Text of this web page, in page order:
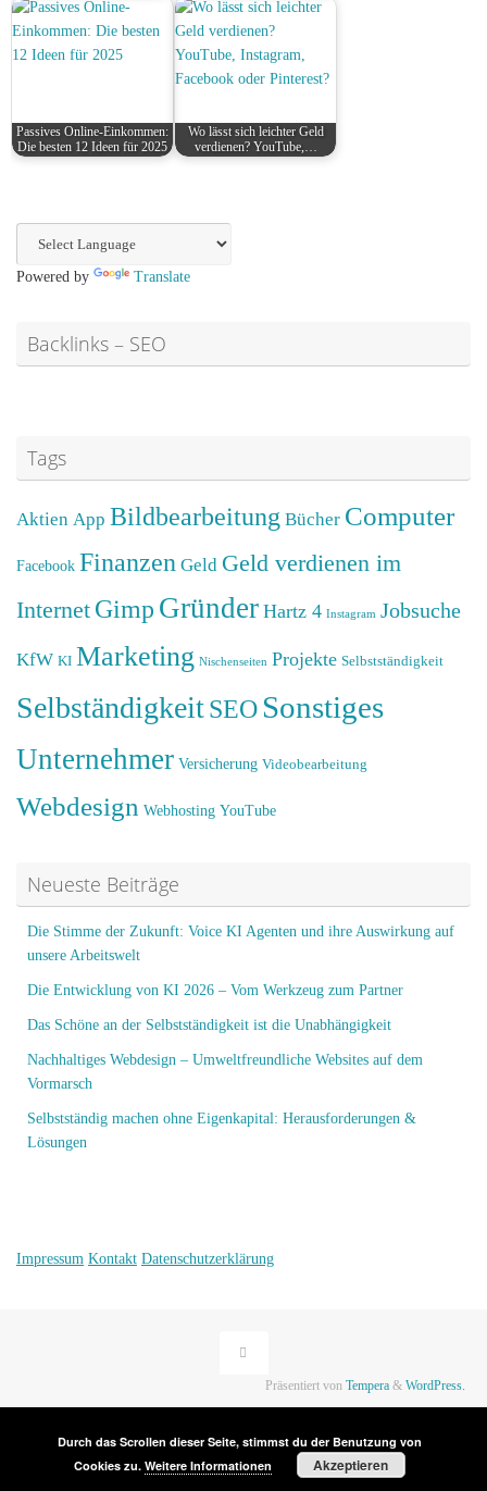
Passives Online-Einkommen:
Die besten 12 Ideen für 2025
Wo lässt sich leichter Geld
verdienen? YouTube,…
Powered by Translate
Backlinks – SEO
Tags
Aktien App Bildbearbeitung Bücher Computer
Facebook Finanzen Geld Geld verdienen im
Internet Gimp Gründer Hartz 4 Instagram Jobsuche
KfW KI Marketing Nischenseiten Projekte Selbstständigkeit
SelbständigkeitSEO Sonstiges
Unternehmer Versicherung Videobearbeitung
Webdesign Webhosting YouTube
Neueste Beiträge
Die Stimme der Zukunft: Voice KI Agenten und ihre Auswirkung auf
unsere Arbeitswelt
Die Entwicklung von KI 2026 – Vom Werkzeug zum Partner
Das Schöne an der Selbstständigkeit ist die Unabhängigkeit
Nachhaltiges Webdesign – Umweltfreundliche Websites auf dem
Vormarsch
Selbstständig machen ohne Eigenkapital: Herausforderungen &
Lösungen
Impressum Kontakt Datenschutzerklärung
Präsentiert von Tempera & WordPress.
Durch das Scrollen dieser Seite, stimmst du der Benutzung von
Cookies zu. Weitere Informationen Akzeptieren